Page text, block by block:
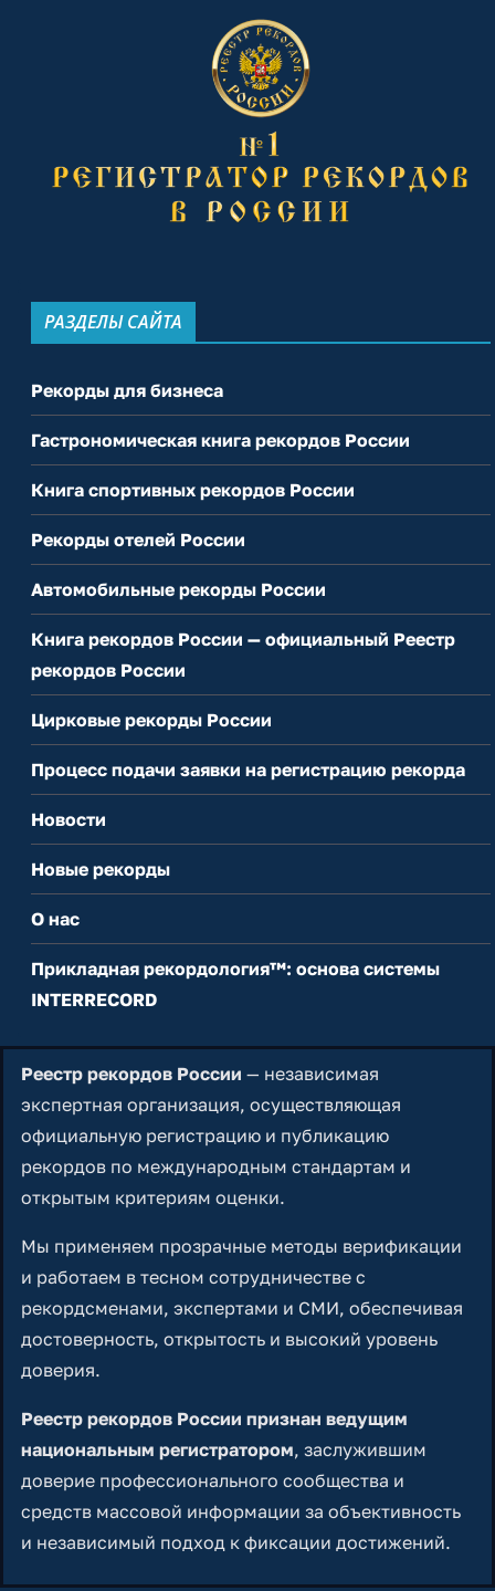
РАЗДЕЛЫ САЙТА
Рекорды для бизнеса
Гастрономическая книга рекордов России
Книга спортивных рекордов России
Рекорды отелей России
Автомобильные рекорды России
Книга рекордов России — официальный Реестр
рекордов России
Цирковые рекорды России
Процесс подачи заявки на регистрацию рекорда
Новости
Новые рекорды
О нас
Прикладная рекордология™: основа системы
INTERRECORD
Реестр рекордов России — независимая
экспертная организация, осуществляющая
официальную регистрацию и публикацию
рекордов по международным стандартам и
открытым критериям оценки.
Мы применяем прозрачные методы верификации
и работаем в тесном сотрудничестве с
рекордсменами, экспертами и СМИ, обеспечивая
достоверность, открытость и высокий уровень
доверия.
Реестр рекордов России признан ведущим
национальным регистратором, заслужившим
доверие профессионального сообщества и
средств массовой информации за объективность
и независимый подход к фиксации достижений.